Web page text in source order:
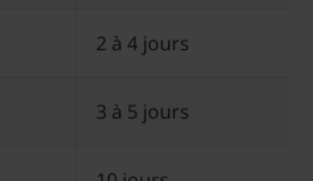
2 à 4 jours
3 à 5 jours